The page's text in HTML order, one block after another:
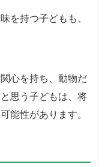
を持つ子どもも、
心を持ち、動物だ
思う子どもは、将
能性があります。